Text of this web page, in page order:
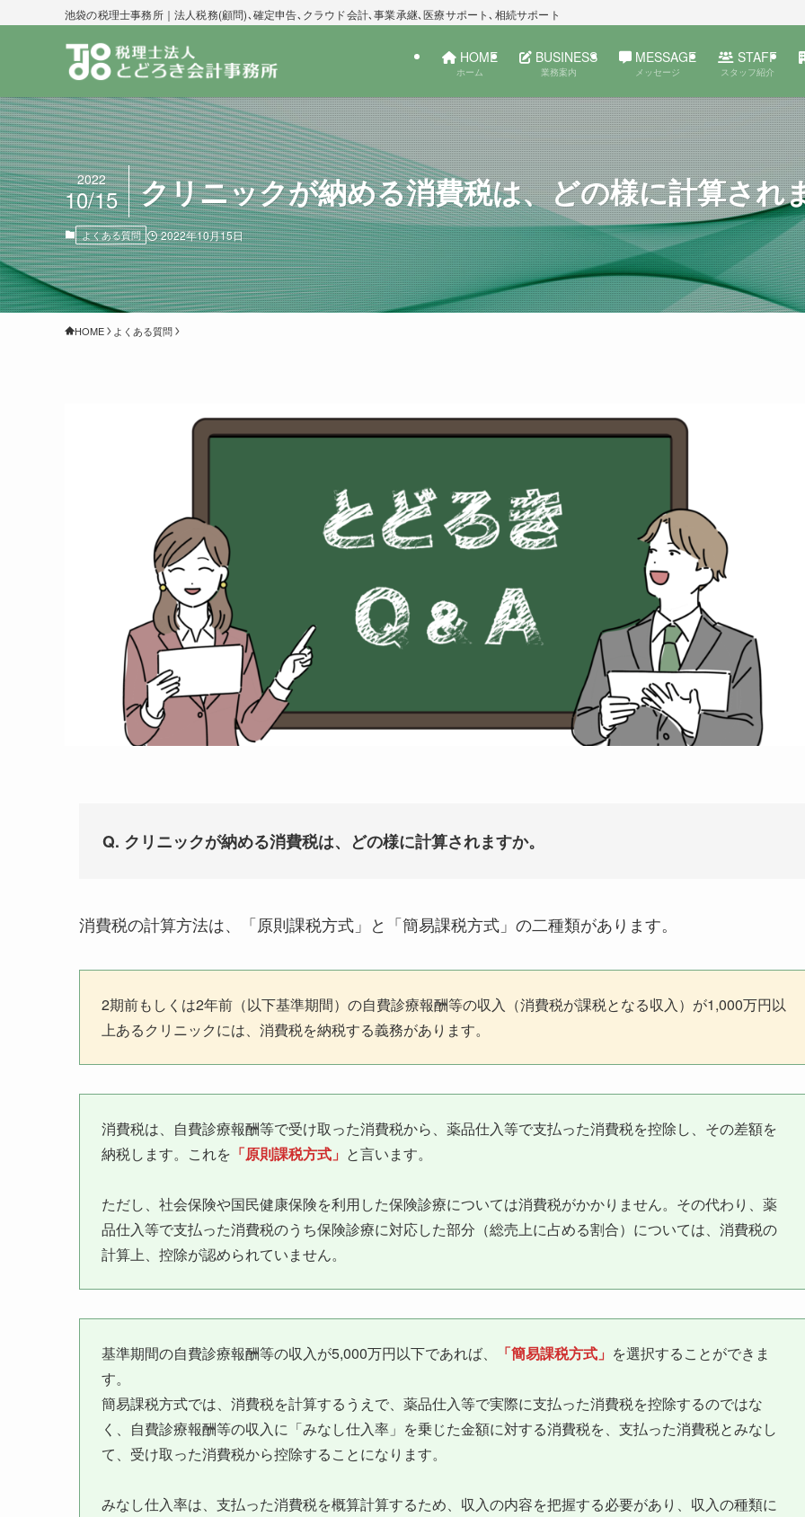
池袋の税理士事務所｜法人税務(顧問)､確定申告､クラウド会計､事業承継､医療サポート､相続サポート
HOME
ホーム
BUSINESS
業務案内
MESSAGE
メッセージ
STAFF
スタッフ紹介
クリニックが納める消費税は、どの様に計算され
2022
10/15
よくある質問 2022年10月15日
HOME よくある質問
Q. クリニックが納める消費税は、どの様に計算されますか。
消費税の計算方法は、「原則課税方式」と「簡易課税方式」の二種類があります。
2期前もしくは2年前（以下基準期間）の自費診療報酬等の収入（消費税が課税となる収入）が1,000万円以
上あるクリニックには、消費税を納税する義務があります。
消費税は、自費診療報酬等で受け取った消費税から、薬品仕入等で支払った消費税を控除し、その差額を
納税します。これを 「原則課税方式」 と言います。
ただし、社会保険や国民健康保険を利用した保険診療については消費税がかかりません。その代わり、薬
品仕入等で支払った消費税のうち保険診療に対応した部分（総売上に占める割合）については、消費税の
計算上、控除が認められていません。
基準期間の自費診療報酬等の収入が5,000万円以下であれば、 「簡易課税方式」 を選択することができま
す。
簡易課税方式では、消費税を計算するうえで、薬品仕入等で実際に支払った消費税を控除するのではな
く、自費診療報酬等の収入に「みなし仕入率」を乗じた金額に対する消費税を、支払った消費税とみなし
て、受け取った消費税から控除することになります。
みなし仕入率は、支払った消費税を概算計算するため、収入の内容を把握する必要があり、収入の種類に